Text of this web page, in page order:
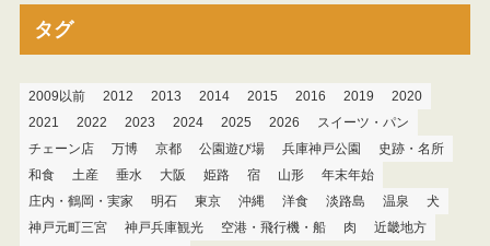
タグ
2009以前 2012 2013 2014 2015 2016 2019
2020
2021
2022 2023 2024 2025 2026
スイーツ・パン
チェーン店
万博 京都 公園遊び場 兵庫神戸公園
史跡・名所
和食
土産 垂水 大阪 姫路 宿 山形
年末年始
庄内・鶴岡・実家
明石 東京 沖縄 洋食 淡路島 温泉
犬
神戸元町三宮
神戸兵庫観光 空港・飛行機・船 肉
近畿地方